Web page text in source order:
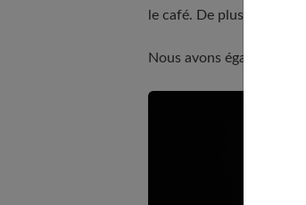
le café. De plus, vous
Nous avons également